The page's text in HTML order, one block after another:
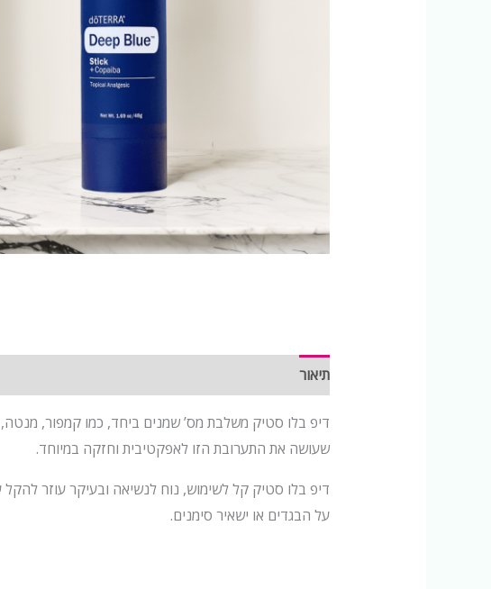
תיאור
דיפ בלו סטיק משלבת מס’ שמנים ביחד, כמו קמפור, מנטה,
שעושה את התערובת הזו לאפקטיבית וחזקה במיוחד.
דיפ בלו סטיק קל לשימוש, נוח לנשיאה ובעיקר עוזר להקל
על הבגדים או ישאיר סימנים.